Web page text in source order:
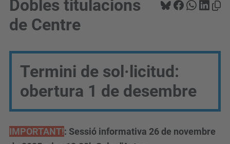
Dobles titulacions
de Centre
Termini de sol·licitud:
obertura 1 de desembre
IMPORTANT!: Sessió informativa 26 de novembre